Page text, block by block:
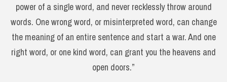
power of a single word, and never recklessly throw around
words. One wrong word, or misinterpreted word, can change
the meaning of an entire sentence and start a war. And one
right word, or one kind word, can grant you the heavens and
open doors.”